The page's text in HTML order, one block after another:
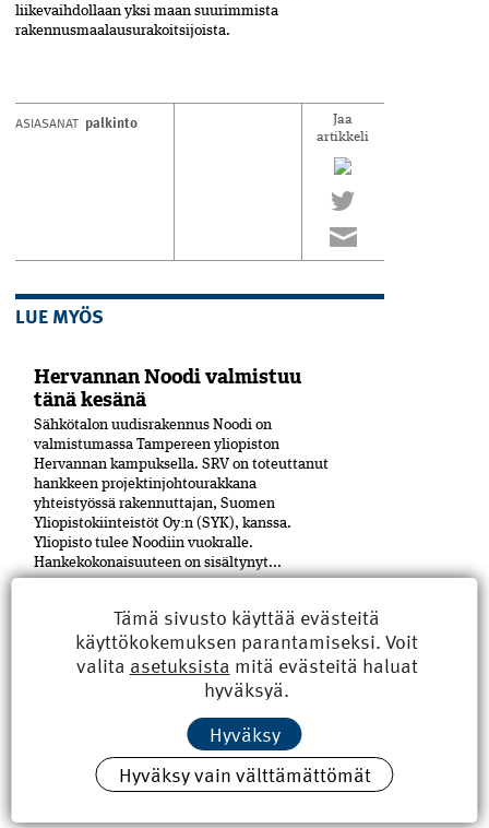
liikevaihdollaan yksi maan suurimmista
rakennusmaalausurakoitsijoista.
ASIASANAT palkinto
Jaa
artikkeli
LUE MYÖS
Hervannan Noodi valmistuu
tänä kesänä
Sähkötalon uudisrakennus Noodi on
valmistumassa Tampereen yliopiston
Hervannan kampuksella. SRV on toteuttanut
hankkeen projektinjohtourakkana
yhteistyössä rakennuttajan, Suomen
Yliopistokiinteistöt Oy:n (SYK), kanssa.
Yliopisto tulee Noodiin vuokralle.
Hankekokonaisuuteen on sisältynyt...
Pori sai uuden kulttuuritalon
Puu on merkittävässä roolissa Porin
keskustaan Eteläpuiston ja Mikonkadun
kulmaan viime vuoden lopussa
valmistuneessa moni­toimitalossa,
Rakennuskokonaisuuden laajennusosa on
tehty CLT-levyistä. Julkisivuissa on käytetty
puuta ja paljon tiiltä. Uudisrakennuksen
Tämä sivusto käyttää evästeitä
käyttökokemuksen parantamiseksi. Voit
valita asetuksista mitä evästeitä haluat
hyväksyä.
Hyväksy
Hyväksy vain välttämättömät